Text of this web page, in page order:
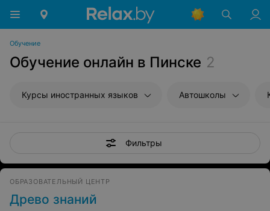
Обучение
Обучение онлайн в Пинске 2
Курсы иностранных языков Автошколы
Фильтры
ОБРАЗОВАТЕЛЬНЫЙ ЦЕНТР
Древо знаний